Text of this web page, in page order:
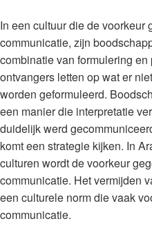
In een cultuur die de voorkeur
communicatie, zijn
combinatie van formulering
ontvangers letten op wat er
worden geformuleerd.
een manier die interpretatie
duidelijk werd
komt een strategie kijken. In
culturen wordt de voorkeur
communicatie. Het vermijden
een culturele norm die vaak
communicatie.